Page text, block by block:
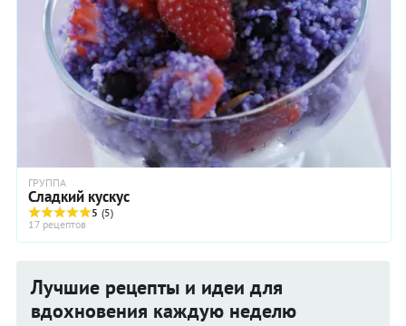
ГРУППА
Сладкий кускус
5 (5)
17 рецептов
Лучшие рецепты и идеи для
вдохновения каждую неделю